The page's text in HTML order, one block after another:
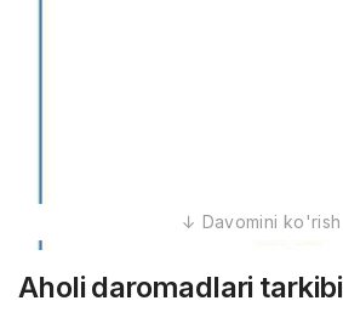
Aholi daromadlari tarkibi